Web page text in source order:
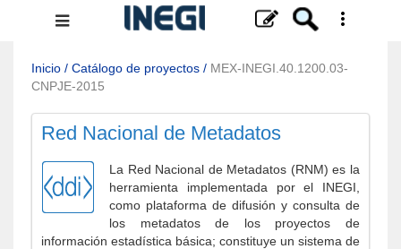
Menú
navegación
Inicio / Catálogo de proyectos / MEX-INEGI.40.1200.03-
CNPJE-2015
Red Nacional de Metadatos
La Red Nacional de Metadatos (RNM) es la
herramienta implementada por el INEGI,
como plataforma de difusión y consulta de
los metadatos de los proyectos de
información estadística básica; constituye un sistema de